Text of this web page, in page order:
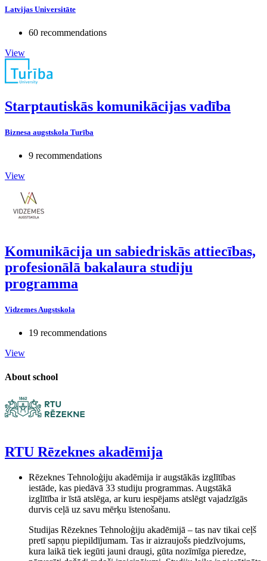
Latvijas Universitāte
60 recommendations
View
Starptautiskās komunikācijas vadība
Biznesa augstskola Turība
9 recommendations
View
Komunikācija un sabiedriskās attiecības,
profesionālā bakalaura studiju
programma
Vidzemes Augstskola
19 recommendations
View
About school
RTU Rēzeknes akadēmija
Rēzeknes Tehnoloģiju akadēmija ir augstākās izglītības
iestāde, kas piedāvā 33 studiju programmas. Augstākā
izglītība ir īstā atslēga, ar kuru iespējams atslēgt vajadzīgās
durvis ceļā uz savu mērķu īstenošanu.
Studijas Rēzeknes Tehnoloģiju akadēmijā – tas nav tikai ceļš
pretī sapņu piepildījumam. Tas ir aizraujošs piedzīvojums,
kura laikā tiek iegūti jauni draugi, gūta nozīmīga pieredze,